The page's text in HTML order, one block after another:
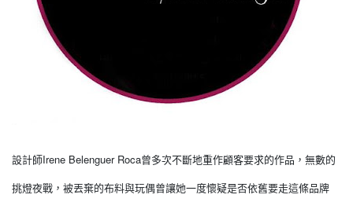
設計師Irene Belenguer Roca曾多次不斷地重作顧客要求的作品，無數的
挑燈夜戰，被丟棄的布料與玩偶曾讓她一度懷疑是否依舊要走這條品牌